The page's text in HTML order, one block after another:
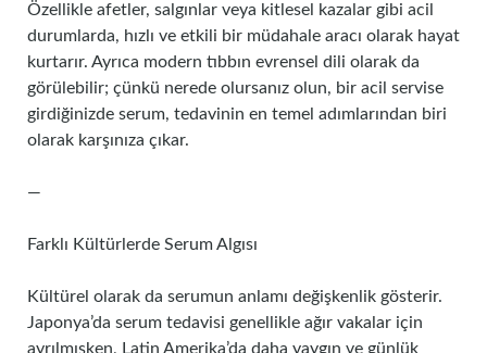
Özellikle afetler, salgınlar veya kitlesel kazalar gibi acil
durumlarda, hızlı ve etkili bir müdahale aracı olarak hayat
kurtarır. Ayrıca modern tıbbın evrensel dili olarak da
görülebilir; çünkü nerede olursanız olun, bir acil servise
girdiğinizde serum, tedavinin en temel adımlarından biri
olarak karşınıza çıkar.
—
Farklı Kültürlerde Serum Algısı
Kültürel olarak da serumun anlamı değişkenlik gösterir.
Japonya’da serum tedavisi genellikle ağır vakalar için
ayrılmışken, Latin Amerika’da daha yaygın ve günlük